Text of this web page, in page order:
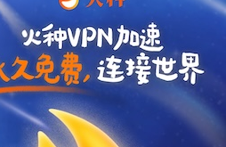
支持[0] 反对[0]